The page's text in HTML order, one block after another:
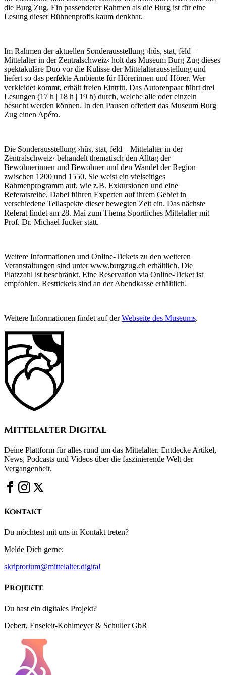
die Burg Zug. Ein passenderer Rahmen als die Burg ist für eine
Lesung dieser Bühnenprofis kaum denkbar.
Im Rahmen der aktuellen Sonderausstellung ›hûs, stat, fëld –
Mittelalter in der Zentralschweiz‹ holt das Museum Burg Zug dieses
spektakuläre Duo vor die Kulisse der Mittelalterausstellung und
liefert so das perfekte Ambiente für Hörerinnen und Hörer. Wer
verkleidet kommt, erhält freien Eintritt. Das Autorenpaar führt drei
Lesungen (17 h | 18 h | 19 h) durch, welche alle oder einzeln
besucht werden können. In den Pausen offeriert das Museum Burg
Zug einen Apéro.
Die Sonderausstellung ›hûs, stat, fëld – Mittelalter in der
Zentralschweiz‹ behandelt thematisch den Alltag der
Bewohnerinnen und Bewohner und den Wandel der Region
zwischen 1200 und 1550. Sie weist ein vielseitiges
Rahmenprogramm auf, wie z.B. Exkursionen und eine
Referatsreihe. Dabei führen Experten auf ihrem Gebiet in
verschiedene Teilaspekte dieser bewegten Zeit ein. Das nächste
Referat findet am 28. Mai zum Thema Sportliches Mittelalter mit
Prof. Dr. Michael Jucker statt.
Weitere Informationen und Online-Tickets zu den weiteren
Veranstaltungen sind unter www.burgzug.ch erhältlich. Die
Platzzahl ist beschränkt. Eine Reservation via Online-Ticket ist
empfohlen. Resttickets sind an der Abendkasse erhältlich.
Weitere Informationen findet auf derWebseite des Museums.
Mittelalter Digital
Deine Plattform für alles rund um das Mittelalter. Entdecke Artikel,
News, Podcasts und Videos über die faszinierende Welt der
Vergangenheit.
Kontakt
Du möchtest mit uns in Kontakt treten?
Melde Dich gerne:
skriptorium@mittelalter.digital
Projekte
Du hast ein digitales Projekt?
Debert, Enseleit-Kohlmeyer & Schuller GbR